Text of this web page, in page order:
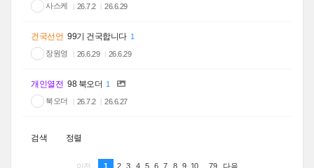
사스케
26.7.2 26.6.29
건국선언 99기 건국합니다 1
장원영
26.6.29 26.6.29
개인열전 98 북오더 1
북오더
26.7.2 26.6.27
검색 정렬
이전 1 2 3 4 5 6 7 8 9 10 79 다음